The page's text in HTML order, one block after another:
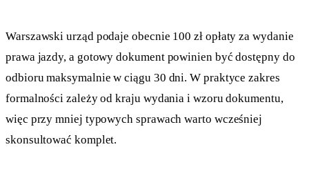
Warszawski urząd podaje obecnie 100 zł opłaty za wydanie
prawa jazdy, a gotowy dokument powinien być dostępny do
odbioru maksymalnie w ciągu 30 dni. W praktyce zakres
formalności zależy od kraju wydania i wzoru dokumentu,
więc przy mniej typowych sprawach warto wcześniej
skonsultować komplet.